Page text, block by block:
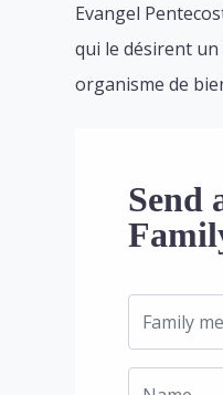
Evangel
qui le désirent
organisme de
Send